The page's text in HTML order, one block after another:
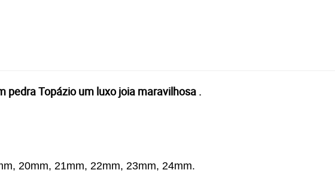
pedra Topázio um luxo joia maravilhosa .
20mm, 21mm, 22mm, 23mm, 24mm.